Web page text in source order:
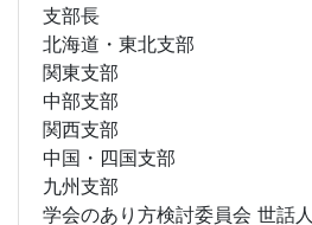
支部長
北海道・東北支部
関東支部
中部支部
関西支部
中国・四国支部
九州支部
学会のあり方検討委員会 世話人